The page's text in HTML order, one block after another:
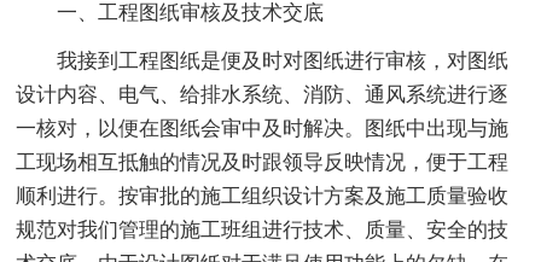
一、工程图纸审核及技术交底
我接到工程图纸是便及时对图纸进行审核，对图纸
设计内容、电气、给排水系统、消防、通风系统进行逐
一核对，以便在图纸会审中及时解决。图纸中出现与施
工现场相互抵触的情况及时跟领导反映情况，便于工程
顺利进行。按审批的施工组织设计方案及施工质量验收
规范对我们管理的施工班组进行技术、质量、安全的技